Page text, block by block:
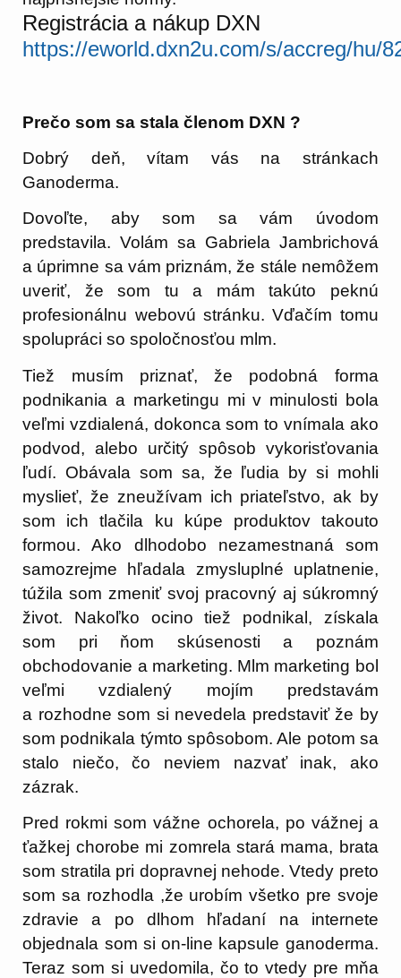
Registrácia a nákup DXN
https://eworld.dxn2u.com/s/accreg/hu/
Prečo som sa stala členom DXN ?
Dobrý deň, vítam vás na stránkach
Ganoderma.
Dovoľte, aby som sa vám úvodom
predstavila. Volám sa Gabriela Jambrichová
a úprimne sa vám priznám, že stále nemôžem
uveriť, že som tu a mám takúto peknú
profesionálnu webovú stránku. Vďačím tomu
spolupráci so spoločnosťou mlm.
Tiež musím priznať, že podobná forma
podnikania a marketingu mi v minulosti bola
veľmi vzdialená, dokonca som to vnímala ako
podvod, alebo určitý spôsob vykorisťovania
ľudí. Obávala som sa, že ľudia by si mohli
myslieť, že zneužívam ich priateľstvo, ak by
som ich tlačila ku kúpe produktov takouto
formou. Ako dlhodobo nezamestnaná som
samozrejme hľadala zmysluplné uplatnenie,
túžila som zmeniť svoj pracovný aj súkromný
život. Nakoľko ocino tiež podnikal, získala
som pri ňom skúsenosti a poznám
obchodovanie a marketing. Mlm marketing bol
veľmi vzdialený mojím predstavám
a rozhodne som si nevedela predstaviť že by
som podnikala týmto spôsobom. Ale potom sa
stalo niečo, čo neviem nazvať inak, ako
zázrak.
Pred rokmi som vážne ochorela, po vážnej a
ťažkej chorobe mi zomrela stará mama, brata
som stratila pri dopravnej nehode. Vtedy preto
som sa rozhodla ,že urobím všetko pre svoje
zdravie a po dlhom hľadaní na internete
objednala som si on-line kapsule ganoderma.
Teraz som si uvedomila, čo to vtedy pre mňa